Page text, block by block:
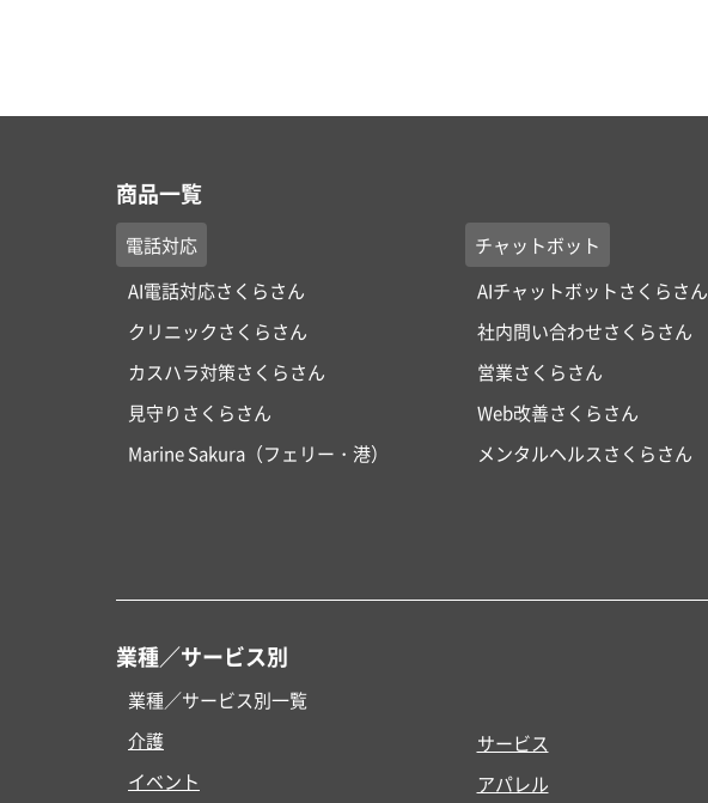
商品一覧
電話対応
AI電話対応さくらさん
クリニックさくらさん
カスハラ対策さくらさん
見守りさくらさん
Marine Sakura（フェリー・港）
チャットボット
AIチャットボットさくらさん
社内問い合わせさくらさん
営業さくらさん
Web改善さくらさん
メンタルヘルスさくらさん
業種／サービス別
業種／サービス別一覧
介護
イベント
サービス
アパレル